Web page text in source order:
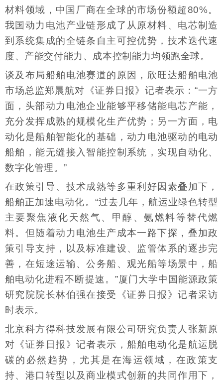
材料领域，中国厂商在全球的市场份额超80%。
我国动力电池产业链形成了从原材料、电芯制造
到系统集成的全链条自主可控优势，技术迭代速
度、产能交付能力、成本控制能力均领跑全球。
谈及布局船舶电池赛道的原因，欣旺达船舶电池
市场总监郑晨航对《证券日报》记者表示：“一方
面，头部动力电池企业能够平移储能电芯产能，
充分发挥成熟的规模化生产优势；另一方面，电
动化是船舶智能化的基础，动力电池驱动的电动
船舶，能无缝接入智能控制系统，实现自动化、
数字化管理。”
在政策引导、技术成熟等多重利好因素叠加下，
船舶正加速电动化。“过去几年，航运业绿色转型
主要聚焦液化天然气、甲醇、氨燃料等替代燃
料。但随着动力电池生产成本一路下探，叠加政
策引导支持，以及标准建设、监管体系的逐步完
善，在短途运输、公务船、观光船等场景中，船
舶电动化进程不断提速。”厦门大学中国能源政策
研究院院长林伯强在接受《证券日报》记者采访
时表示。
北京科方得科技发展有限公司研究负责人张新原
对《证券日报》记者表示，船舶电动化是航运脱
碳的必然趋势，尤其是在海运领域，在政策支
持、港口转型以及商业模式创新的共同作用下，